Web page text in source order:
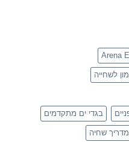
Arena
לשחייה
בגדי ים מתקדמים
מדריך שחיה